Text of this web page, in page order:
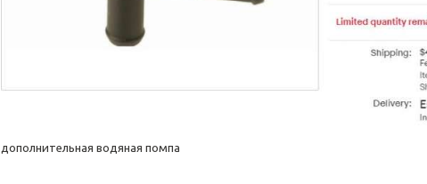
дополнительная водяная помпа